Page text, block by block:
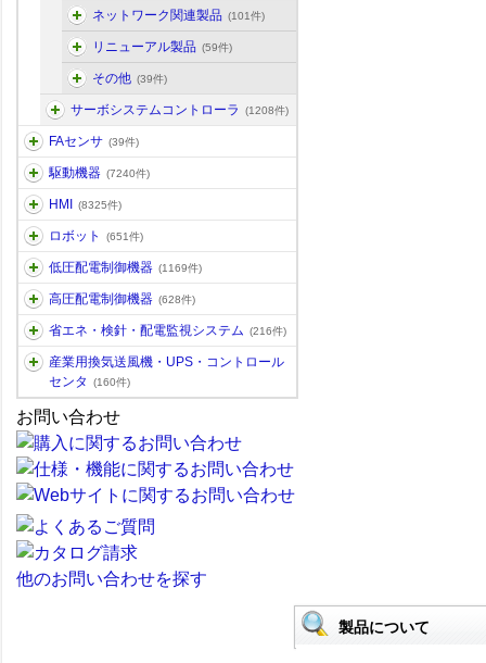
ネットワーク関連製品 (101件)
リニューアル製品 (59件)
その他 (39件)
サーボシステムコントローラ (1208件)
FAセンサ (39件)
駆動機器 (7240件)
HMI (8325件)
ロボット (651件)
低圧配電制御機器 (1169件)
高圧配電制御機器 (628件)
省エネ・検針・配電監視システム (216件)
産業用換気送風機・UPS・コントロール
センタ
(160件)
お問い合わせ
他のお問い合わせを探す
製品について